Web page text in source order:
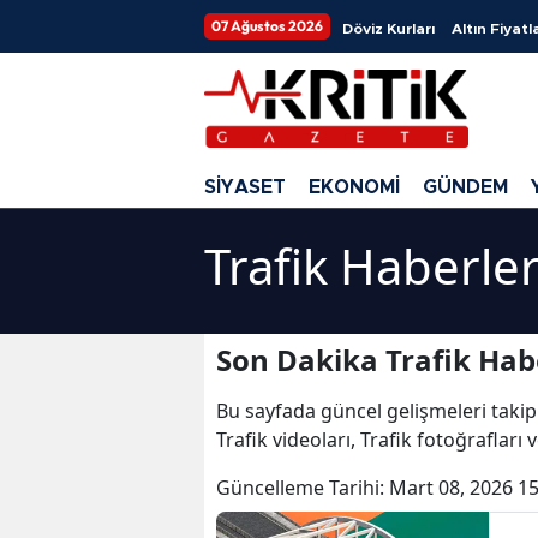
07 Ağustos 2026 Döviz Kurları Altın
SİYASET EKONOMİ GÜNDEM
Trafik
Son Dakika Trafik
Bu sayfada güncel gelişmeleri
Trafik videoları, Trafik fotoğrafları
Güncelleme Tarihi: Mart 08, 2026